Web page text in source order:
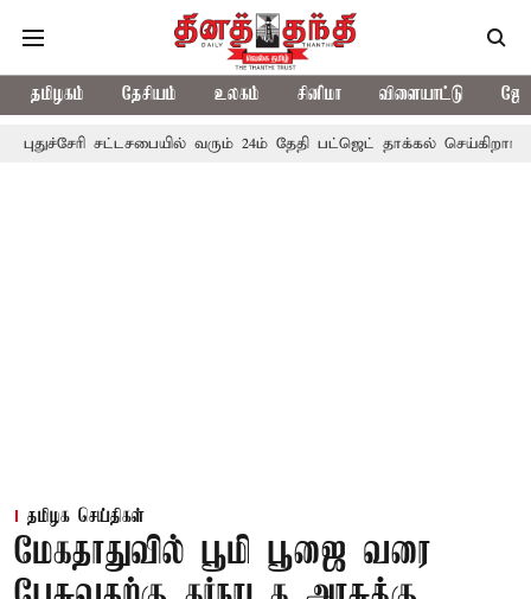
தமிழகம் தேசியம் உலகம் சினிமா விளையாட்டு
சட்டசபையில் வரும் 24ம் தேதி பட்ஜெட் தாக்கல் செய்கிறார்
தமிழக செய்திகள்
மேகதாதுவில் பூமி பூஜை வரை